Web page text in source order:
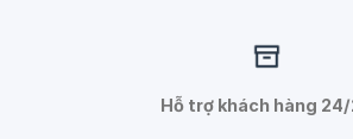
Hỗ trợ khách hàng